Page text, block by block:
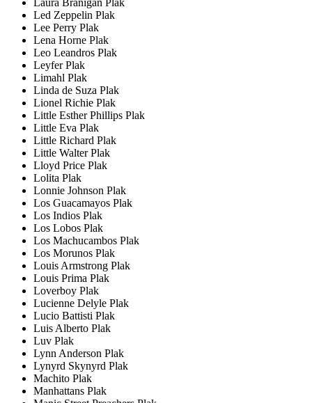
Led Zeppelin Plak
Lee Perry Plak
Lena Horne Plak
Leo Leandros Plak
Leyfer Plak
Limahl Plak
Linda de Suza Plak
Lionel Richie Plak
Little Esther Phillips Plak
Little Eva Plak
Little Richard Plak
Little Walter Plak
Lloyd Price Plak
Lolita Plak
Lonnie Johnson Plak
Los Guacamayos Plak
Los Indios Plak
Los Lobos Plak
Los Machucambos Plak
Los Morunos Plak
Louis Armstrong Plak
Louis Prima Plak
Loverboy Plak
Lucienne Delyle Plak
Lucio Battisti Plak
Luis Alberto Plak
Luv Plak
Lynn Anderson Plak
Lynyrd Skynyrd Plak
Machito Plak
Manhattans Plak